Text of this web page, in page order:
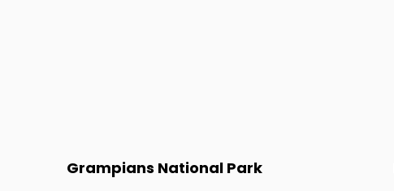
Grampians National Park